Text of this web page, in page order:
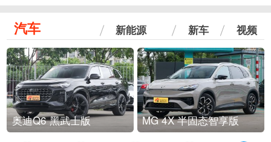
汽车 新能源 新车 视频
奥迪Q6 黑武士版 MG 4X 半固态智享版